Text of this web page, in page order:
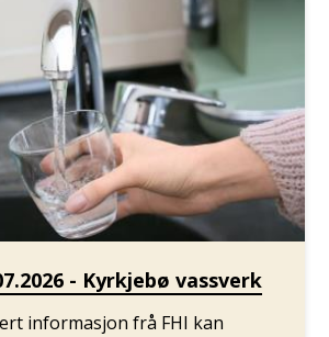
- Kyrkjebø vassverk
informasjon frå FHI kan